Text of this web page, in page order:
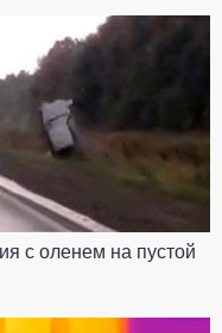
с оленем на пустой